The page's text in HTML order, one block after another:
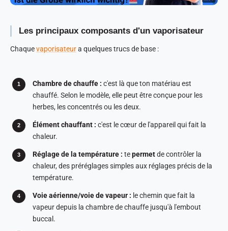
Les principaux composants d'un vaporisateur
Chaquevaporisateura quelques trucs de base :
Chambre de chauffe : c'est là que ton matériau est
chauffé. Selon le modèle, elle peut être conçue pour les
herbes, les concentrés ou les deux.
Élément chauffant : c'est le cœur de l'appareil qui fait la
chaleur.
Réglage de la température : tepermetde contrôler la
chaleur, des préréglages simples aux réglages précis de la
température.
Voie aérienne/voie de vapeur : le chemin que fait la
vapeur depuis la chambre de chauffe jusqu'à l'embout
buccal.